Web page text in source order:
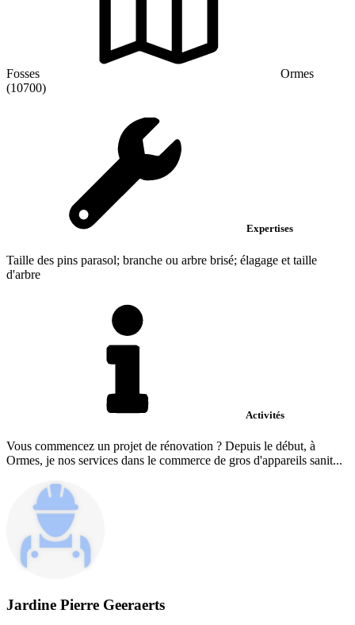
Fosses
Ormes
(10700)
Expertises
Taille des pins parasol; branche ou arbre brisé; élagage et taille
d'arbre
Activités
Vous commencez un projet de rénovation ? Depuis le début, à
Ormes, je nos services dans le commerce de gros d'appareils sanit...
Jardine Pierre Geeraerts